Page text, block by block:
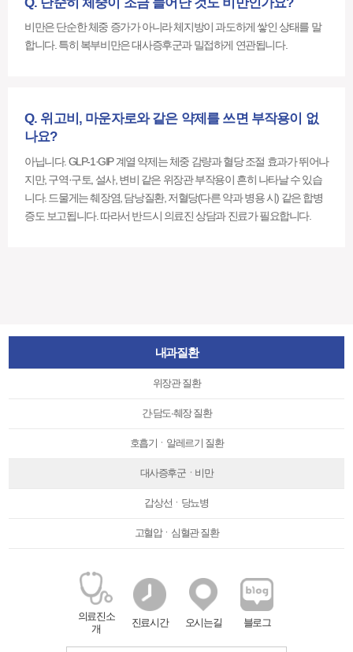
비만은 단순한 체중 증가가 아니라 체지방이 과도하게 쌓인 상태를 말
합니다. 특히 복부비만은 대사증후군과 밀접하게 연관됩니다.
Q. 위고비, 마운자로와 같은 약제를 쓰면 부작용이 없
나요?
아닙니다. GLP-1·GIP 계열 약제는 체중 감량과 혈당 조절 효과가 뛰어나
지만, 구역·구토, 설사, 변비 같은 위장관 부작용이 흔히 나타날 수 있습
니다. 드물게는 췌장염, 담낭질환, 저혈당(다른 약과 병용 시) 같은 합병
증도 보고됩니다. 따라서 반드시 의료진 상담과 진료가 필요합니다.
내과질환
위장관 질환
간∙담도∙췌장 질환
호흡기ㆍ알레르기 질환
대사증후군ㆍ비만
갑상선ㆍ당뇨병
고혈압ㆍ심혈관 질환
의료진소
개
진료시간 오시는길 블로그